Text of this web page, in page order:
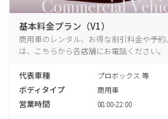
基本料金プラン（V1）
商用車のレンタル、お得な割引料金や予
は、こちらから各店舗にお電話ください。
代表車種 プロボックス 等
ボディタイプ 商用車
営業時間 08:00-22:00